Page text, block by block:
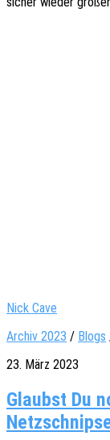
Nick Cave
Archiv 2023 / Blogs
23. März 2023
Glaubst Du